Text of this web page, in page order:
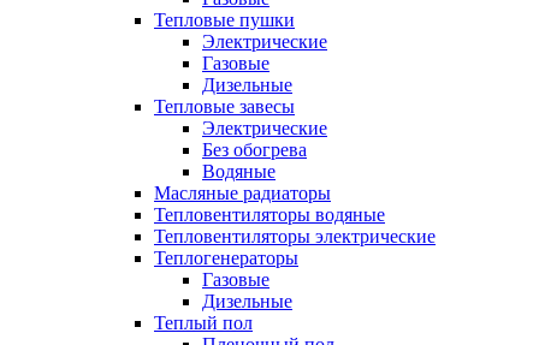
Тепловые пушки
Электрические
Газовые
Дизельные
Тепловые завесы
Электрические
Без обогрева
Водяные
Масляные радиаторы
Тепловентиляторы водяные
Тепловентиляторы электрические
Теплогенераторы
Газовые
Дизельные
Теплый пол